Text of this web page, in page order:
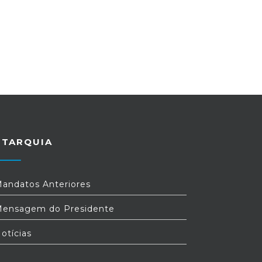
Anteriores
do Presidente